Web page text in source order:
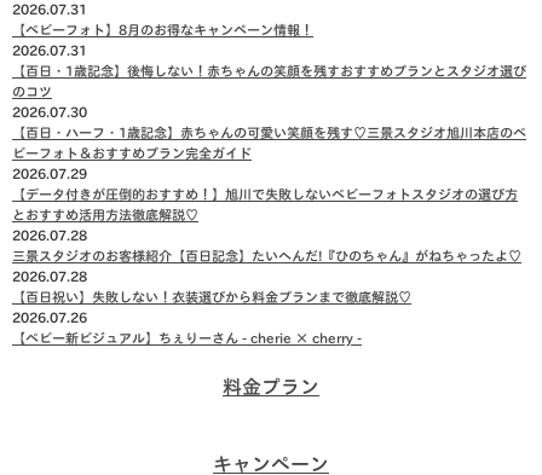
2026.07.31
【ベビーフォト】8月のお得なキャンペーン情報！
2026.07.31
【百日・1歳記念】後悔しない！赤ちゃんの笑顔を残すおすすめプランとスタジオ選び
のコツ
2026.07.30
【百日・ハーフ・1歳記念】赤ちゃんの可愛い笑顔を残す♡三景スタジオ旭川本店のベ
ビーフォト＆おすすめプラン完全ガイド
2026.07.29
【データ付きが圧倒的おすすめ！】旭川で失敗しないベビーフォトスタジオの選び方
とおすすめ活用方法徹底解説♡
2026.07.28
三景スタジオのお客様紹介【百日記念】たいへんだ!『ひのちゃん』がねちゃったよ♡
2026.07.28
【百日祝い】失敗しない！衣装選びから料金プランまで徹底解説♡
2026.07.26
【ベビー新ビジュアル】ちぇりーさん - cherie × cherry -
料金プラン
キャンペーン